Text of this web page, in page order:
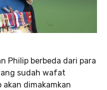
Philip berbeda dari para
sudah wafat
akan dimakamkan